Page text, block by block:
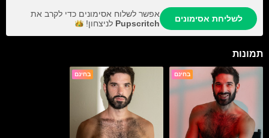
לשליחת אסימונים
אפשר לשלוח אסימונים כדי לקרב את
Pupscritch לניצחון!
תמונות
בחינם בחינם